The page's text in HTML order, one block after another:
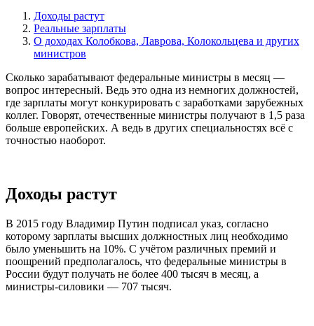
Доходы растут
Реальные зарплаты
О доходах Колобкова, Лаврова, Колокольцева и других
министров
Сколько зарабатывают федеральные министры в месяц —
вопрос интересный. Ведь это одна из немногих должностей,
где зарплаты могут конкурировать с заработками зарубежных
коллег. Говорят, отечественные министры получают в 1,5 раза
больше европейских. А ведь в других специальностях всё с
точностью наоборот.
Доходы растут
В 2015 году Владимир Путин подписал указ, согласно
которому зарплаты высших должностных лиц необходимо
было уменьшить на 10%. С учётом различных премий и
поощрений предполагалось, что федеральные министры в
России будут получать не более 400 тысяч в месяц, а
министры-силовики — 707 тысяч.